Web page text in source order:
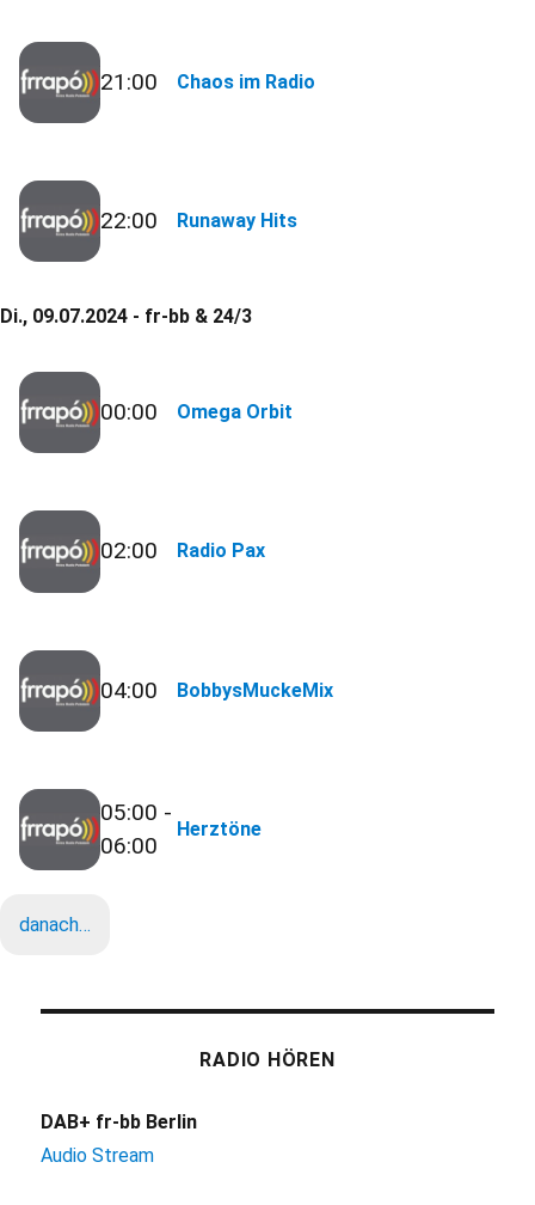
21:00 Chaos im Radio
22:00 Runaway Hits
Di., 09.07.2024 - fr-bb & 24/3
00:00 Omega Orbit
02:00 Radio Pax
04:00 BobbysMuckeMix
05:00 -
06:00
Herztöne
danach…
RADIO HÖREN
DAB+ fr-bb Berlin
Audio Stream